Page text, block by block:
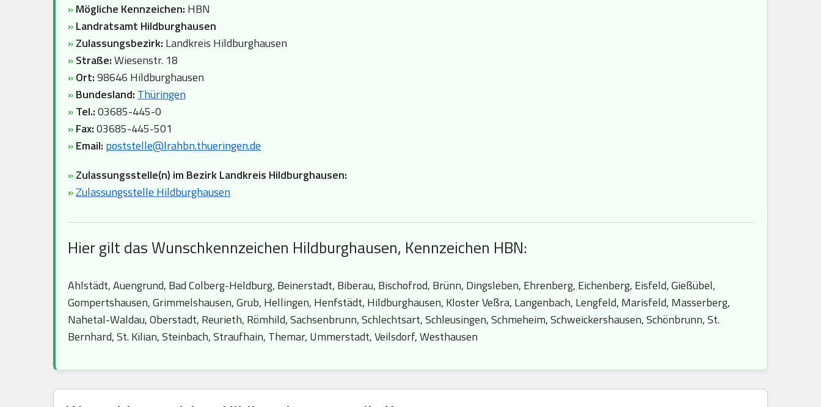
»Mögliche Kennzeichen: HBN
»Landratsamt Hildburghausen
»Zulassungsbezirk: Landkreis Hildburghausen
»Straße:Wiesenstr. 18
»Ort:98646 Hildburghausen
»Bundesland: Thüringen
»Tel.:03685-445-0
»Fax:03685-445-501
»Email: poststelle@lrahbn.thueringen.de
»Zulassungsstelle(n) im Bezirk Landkreis Hildburghausen:
»Zulassungsstelle Hildburghausen
Hier gilt das Wunschkennzeichen Hildburghausen, Kennzeichen HBN:
Ahlstädt, Auengrund, Bad Colberg-Heldburg, Beinerstadt, Biberau, Bischofrod, Brünn, Dingsleben, Ehrenberg, Eichenberg, Eisfeld, Gießübel,
Gompertshausen, Grimmelshausen, Grub, Hellingen, Henfstädt, Hildburghausen, Kloster Veßra, Langenbach, Lengfeld, Marisfeld, Masserberg,
Nahetal-Waldau, Oberstadt, Reurieth, Römhild, Sachsenbrunn, Schlechtsart, Schleusingen, Schmeheim, Schweickershausen, Schönbrunn, St.
Bernhard, St. Kilian, Steinbach, Straufhain, Themar, Ummerstadt, Veilsdorf, Westhausen